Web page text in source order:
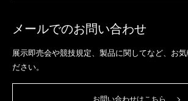
メールでのお問い合わせ
展示即売会や競技規定、製品に関してなど、 お
ださい。
お問い合わせはこちら